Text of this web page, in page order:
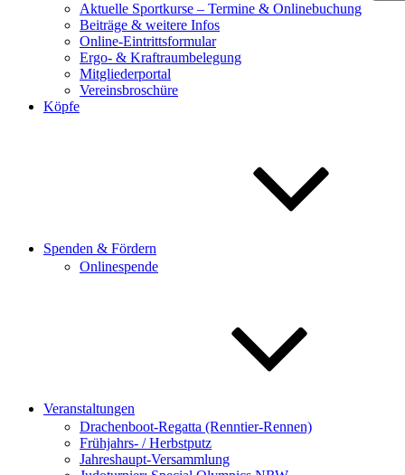
Aktuelle Sportkurse – Termine & Onlinebuchung
Beiträge & weitere Infos
Online-Eintrittsformular
Ergo- & Kraftraumbelegung
Mitgliederportal
Vereinsbroschüre
Köpfe
Spenden & Fördern
Onlinespende
Veranstaltungen
Drachenboot-Regatta (Renntier-Rennen)
Frühjahrs- / Herbstputz
Jahreshaupt-Versammlung